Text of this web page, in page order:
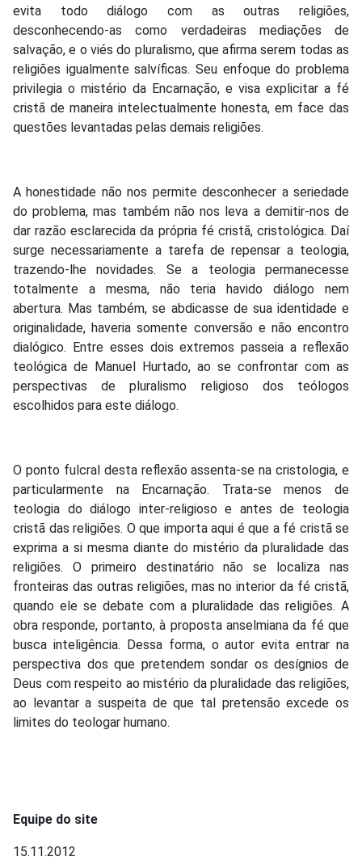
evita todo diálogo com as outras religiões,
desconhecendo-as como verdadeiras mediações de
salvação, e o viés do pluralismo, que afirma serem todas as
religiões igualmente salvíficas. Seu enfoque do problema
privilegia o mistério da Encarnação, e visa explicitar a fé
cristã de maneira intelectualmente honesta, em face das
questões levantadas pelas demais religiões.
A honestidade não nos permite desconhecer a seriedade
do problema, mas também não nos leva a demitir-nos de
dar razão esclarecida da própria fé cristã, cristológica. Daí
surge necessariamente a tarefa de repensar a teologia,
trazendo-lhe novidades. Se a teologia permanecesse
totalmente a mesma, não teria havido diálogo nem
abertura. Mas também, se abdicasse de sua identidade e
originalidade, haveria somente conversão e não encontro
dialógico. Entre esses dois extremos passeia a reflexão
teológica de Manuel Hurtado, ao se confrontar com as
perspectivas de pluralismo religioso dos teólogos
escolhidos para este diálogo.
O ponto fulcral desta reflexão assenta-se na cristologia, e
particularmente na Encarnação. Trata-se menos de
teologia do diálogo inter-religioso e antes de teologia
cristã das religiões. O que importa aqui é que a fé cristã se
exprima a si mesma diante do mistério da pluralidade das
religiões. O primeiro destinatário não se localiza nas
fronteiras das outras religiões, mas no interior da fé cristã,
quando ele se debate com a pluralidade das religiões. A
obra responde, portanto, à proposta anselmiana da fé que
busca inteligência. Dessa forma, o autor evita entrar na
perspectiva dos que pretendem sondar os desígnios de
Deus com respeito ao mistério da pluralidade das religiões,
ao levantar a suspeita de que tal pretensão excede os
limites do teologar humano.
Equipe do site
15.11.2012